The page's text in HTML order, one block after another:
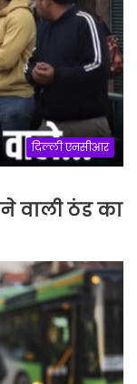
दिल्ली एनसीआर
वाली ठंड का